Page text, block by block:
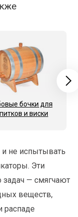
бочки для
и виски
и не испытывать
Эти
— смягчают
веществ,
распаде